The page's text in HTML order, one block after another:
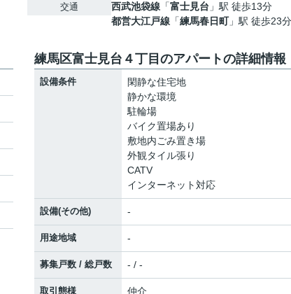
交通
西武池袋線 「富士見台 」駅 徒歩13分
都営大江戸線 「練馬春日町」駅 徒歩23分
練馬区富士見台４丁目のアパートの詳細情報
設備条件
閑静な住宅地
静かな環境
駐輪場
バイク置場あり
敷地内ごみ置き場
外観タイル張り
CATV
インターネット対応
設備(その他) -
用途地域 -
募集戸数 / 総戸数 - / -
取引態様 仲介